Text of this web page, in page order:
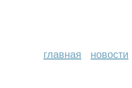
главная новости